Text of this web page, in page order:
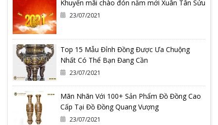
Khuyến mãi chào đón năm mới Xuân Tân Sửu
23/07/2021
Top 15 Mẫu Đỉnh Đồng Được Ưa Chuộng
Nhất Có Thể Bạn Đang Cần
23/07/2021
Mãn Nhãn Với 100+ Sản Phẩm Đồ Đồng Cao
Cấp Tại Đồ Đồng Quang Vượng
23/07/2021